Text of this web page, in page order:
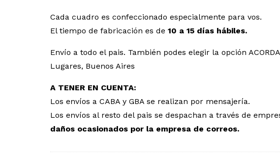
Cada cuadro es confeccionado especialmente para vos.
El tiempo de fabricación es de 10 a 15 días hábiles.
Envío a todo el pais. También podes elegir la opción
Lugares, Buenos Aires
A TENER EN CUENTA:
Los envíos a CABA y GBA se realizan por mensajería.
Los envíos al resto del pais se despachan a través de
daños ocasionados por la empresa de correos.